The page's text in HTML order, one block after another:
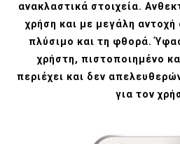
ανακλαστικά στοιχεία.
χρήση και με μεγάλη
πλύσιμο και τη φθορά.
χρήστη, πιστοποιημένο
περιέχει και δεν
για τον